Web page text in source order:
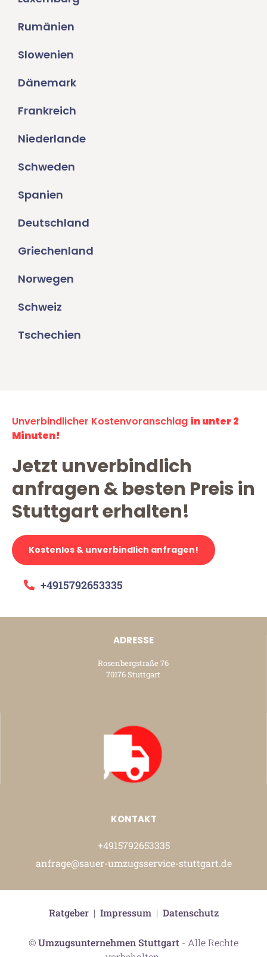
Rumänien
Slowenien
Dänemark
Frankreich
Niederlande
Schweden
Spanien
Deutschland
Griechenland
Norwegen
Schweiz
Tschechien
Unverbindlicher Kostenvoranschlag in unter 2
Minuten!
Jetzt unverbindlich
anfragen & besten Preis in
Stuttgart erhalten!
Kostenlos & unverbindlich anfragen!
+4915792653335
ADRESSE
Rosenbergstraße 76
70176 Stuttgart
KONTAKT
+4915792653335
anfrage@sauer-umzugsservice-stuttgart.de
©Umzugsunternehmen Stuttgart - Alle Rechte
Ratgeber| Impressum| Datenschutz